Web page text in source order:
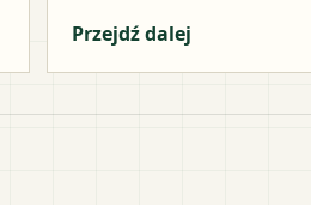
Przejdź dalej